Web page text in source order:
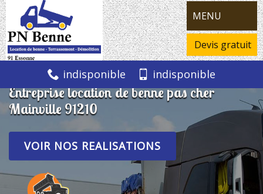
MENU
Devis gratuit
indisponible indisponible
Entreprise location de benne pas cher
Mainville 91210
VOIR NOS REALISATIONS